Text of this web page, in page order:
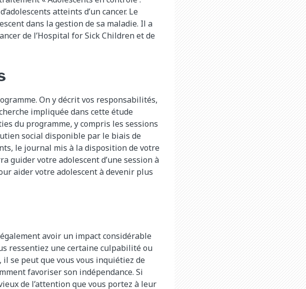
atteints d’un cancer. Le
dans la gestion de sa maladie. Il a
de l’Hospital for Sick Children et de
On y décrit vos responsabilités,
impliquée dans cette étude
du programme, y compris les sessions
social disponible par le biais de
le journal mis à la disposition de votre
guider votre adolescent d’une session à
aider votre adolescent à devenir plus
avoir un impact considérable
ressentiez une certaine culpabilité ou
il se peut que vous vous inquiétiez de
favoriser son indépendance. Si
de l’attention que vous portez à leur